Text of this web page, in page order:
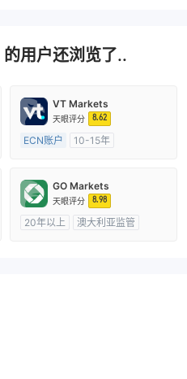
的用户还浏览了..
VT Markets
天眼评分 8.62
ECN账户
10-15年
主标MT4
GO Markets
天眼评分 8.98
20年以上
澳大利亚监管